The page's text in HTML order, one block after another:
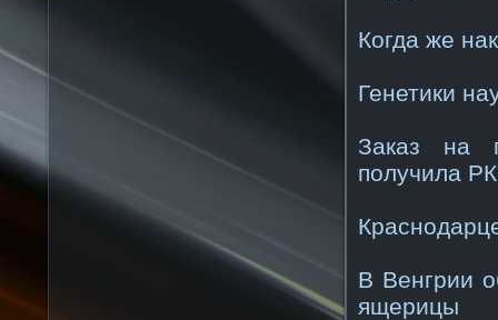
Когда же
Генетики
Заказ на
получила
В Венгрии
ящерицы